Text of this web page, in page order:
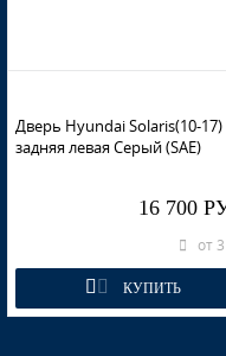
Дверь Hyundai Solaris(10-17)
задняя левая Серый (SAE)
16 700
от
КУПИТЬ